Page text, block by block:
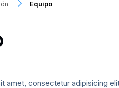
Equipo
amet, consectetur adipisicing